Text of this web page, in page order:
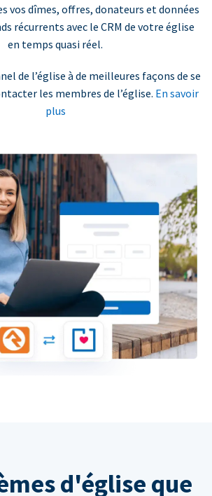
vos dîmes, offres, donateurs et données
récurrents avec le CRM de votre église
en temps quasi réel.
de l’église à de meilleures façons de se
les membres de l’église. En savoir
plus
d'église que